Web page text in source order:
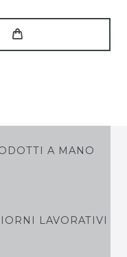
A MANO
LAVORATIVI